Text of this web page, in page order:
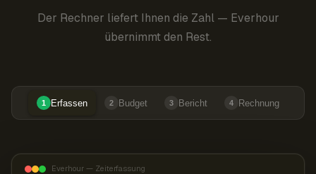
Der Rechner liefert Ihnen die Zahl — Everhour
übernimmt den Rest.
1 Erfassen 2 Budget 3 Bericht 4 Rechnung
Everhour — Zeiterfassung